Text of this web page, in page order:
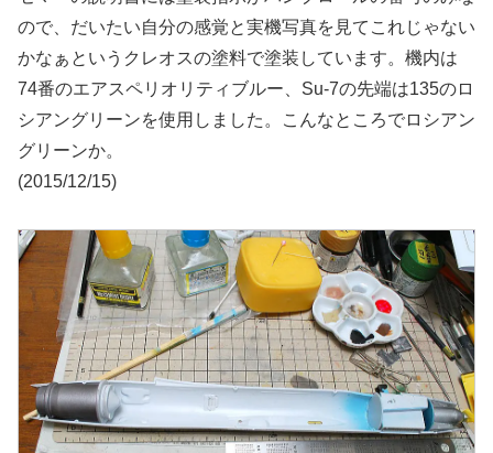
ので、だいたい自分の感覚と実機写真を見てこれじゃない
かなぁというクレオスの塗料で塗装しています。機内は
74番のエアスペリオリティブルー、Su-7の先端は135のロ
シアングリーンを使用しました。こんなところでロシアン
グリーンか。
(2015/12/15)